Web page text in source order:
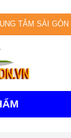
TÂM SÀI GÒN